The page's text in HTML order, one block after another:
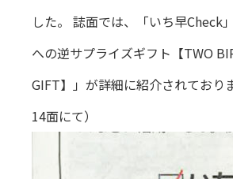
した。 誌面では、「いち早Check
への逆サプライズギフト【TWO
GIFT】」が詳細に紹介されており
14面にて）